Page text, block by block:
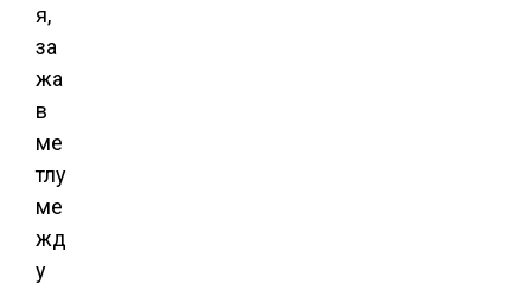
я,
за
жа
в
ме
тлу
ме
жд
у